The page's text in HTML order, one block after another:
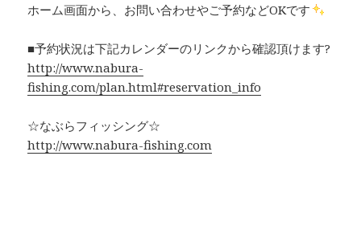
ホーム画面から、お問い合わせやご予約などOKです
■予約状況は下記カレンダーのリンクから確認頂けます?
http://www.nabura-
fishing.com/plan.html#reservation_info
☆なぶらフィッシング☆
http://www.nabura-fishing.com